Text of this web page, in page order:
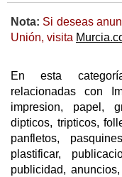
Nota: Si deseas
Unión, visita
En esta
relacionadas con
impresion, papel,
dipticos, tripticos,
panfletos,
plastificar,
publicidad,